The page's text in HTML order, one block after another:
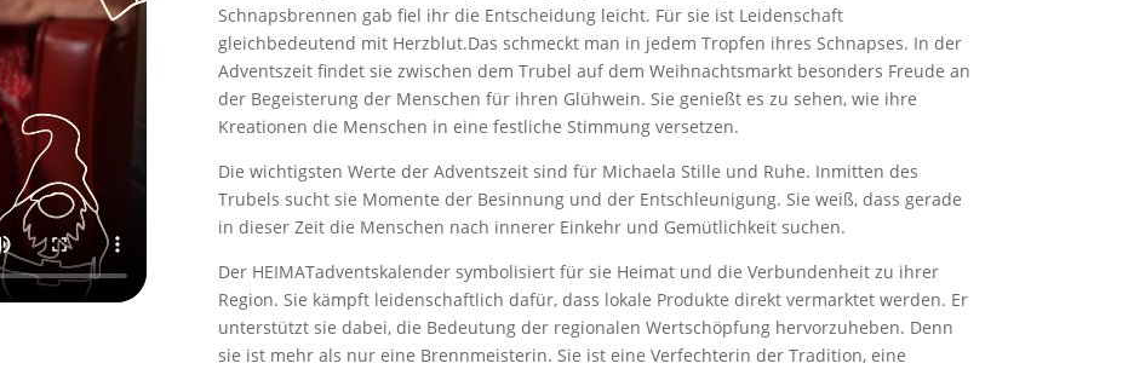
Schnapsbrennen gab ﬁel ihr die Entscheidung leicht. Für sie ist Leidenschaft
gleichbedeutend mit Herzblut.Das schmeckt man in jedem Tropfen ihres Schnapses. In der
Adventszeit findet sie zwischen dem Trubel auf dem Weihnachtsmarkt besonders Freude an
der Begeisterung der Menschen für ihren Glühwein. Sie genießt es zu sehen, wie ihre
Kreationen die Menschen in eine festliche Stimmung versetzen.
Die wichtigsten Werte der Adventszeit sind für Michaela Stille und Ruhe. Inmitten des
Trubels sucht sie Momente der Besinnung und der Entschleunigung. Sie weiß, dass gerade
in dieser Zeit die Menschen nach innerer Einkehr und Gemütlichkeit suchen.
Der HEIMATadventskalender symbolisiert für sie Heimat und die Verbundenheit zu ihrer
Region. Sie kämpft leidenschaftlich dafür, dass lokale Produkte direkt vermarktet werden. Er
unterstützt sie dabei, die Bedeutung der regionalen Wertschöpfung hervorzuheben. Denn
sie ist mehr als nur eine Brennmeisterin. Sie ist eine Verfechterin der Tradition, eine